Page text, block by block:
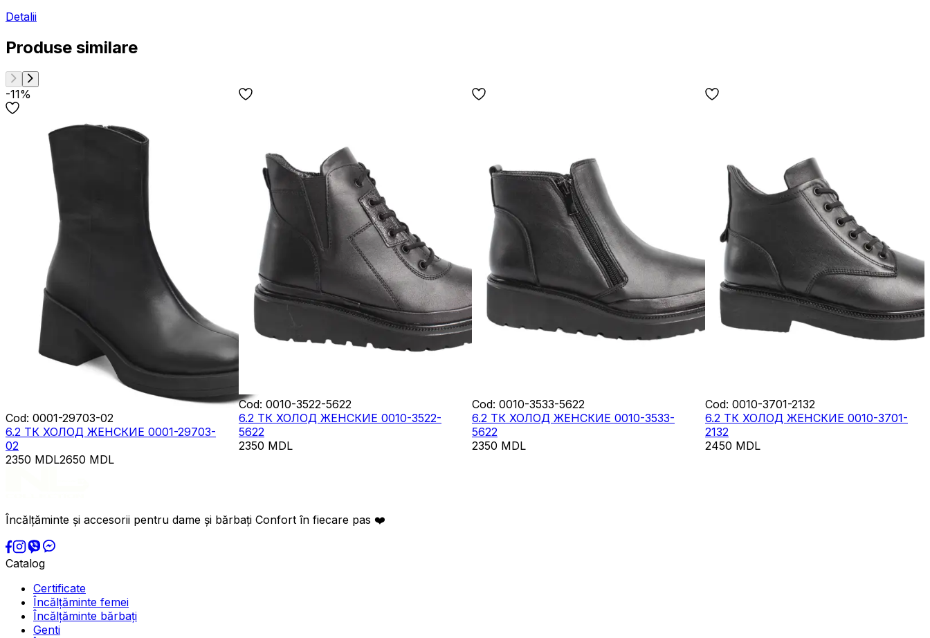
Detalii
Produse similare
-11%
Cod: 0001-29703-02
6.2 ТК ХОЛОД ЖЕНСКИЕ 0001-29703-
02
2350 MDL2650 MDL
Cod: 0010-3522-5622
6.2 ТК ХОЛОД ЖЕНСКИЕ 0010-3522-
5622
2350 MDL
Cod: 0010-3533-5622
6.2 ТК ХОЛОД ЖЕНСКИЕ 0010-3533-
5622
2350 MDL
Cod: 0010-3701-2132
6.2 ТК ХОЛОД ЖЕНСКИЕ 0010-3701-
2132
2450 MDL
Încălțăminte și accesorii pentru dame și bărbați Confort în fiecare pas ❤️
Catalog
Certificate
Încălțăminte femei
Încălțăminte bărbați
Genti